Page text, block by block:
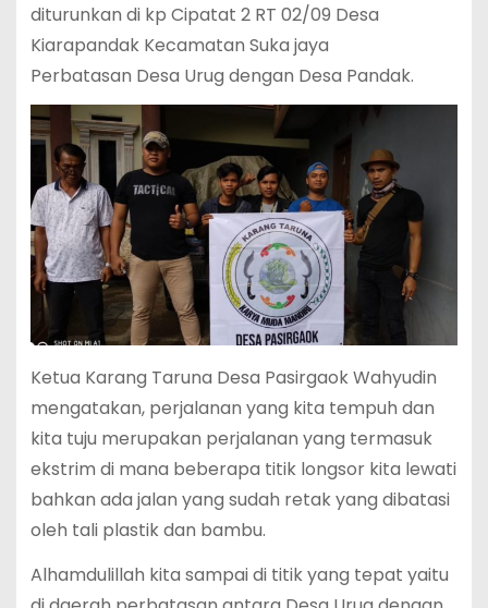
diturunkan di kp Cipatat 2 RT 02/09 Desa
Kiarapandak Kecamatan Suka jaya
Perbatasan Desa Urug dengan Desa Pandak.
Ketua Karang Taruna Desa Pasirgaok Wahyudin
mengatakan, perjalanan yang kita tempuh dan
kita tuju merupakan perjalanan yang termasuk
ekstrim di mana beberapa titik longsor kita lewati
bahkan ada jalan yang sudah retak yang dibatasi
oleh tali plastik dan bambu.
Alhamdulillah kita sampai di titik yang tepat yaitu